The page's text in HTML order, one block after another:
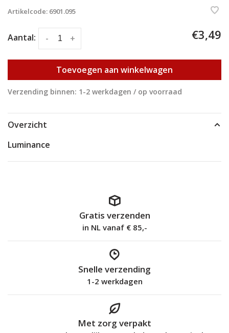
Artikelcode: 6901.095
Aantal: +
- €3,49
Toevoegen aan winkelwagen
Verzending binnen: 1-2 werkdagen / op voorraad
Overzicht
Luminance
Gratis verzenden
in NL vanaf € 85,-
Snelle verzending
1-2 werkdagen
Met zorg verpakt